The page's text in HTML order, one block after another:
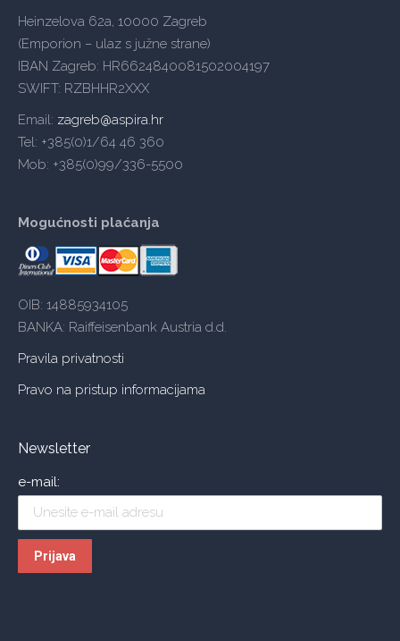
Heinzelova 62a, 10000 Zagreb
(Emporion – ulaz s južne strane)
IBAN Zagreb: HR6624840081502004197
SWIFT: RZBHHR2XXX
Email: zagreb@aspira.hr
Tel: +385(0)1/64 46 360
Mob: +385(0)99/336-5500
Mogućnosti plaćanja
OIB: 14885934105
BANKA: Raiffeisenbank Austria d.d.
Pravila privatnosti
Pravo na pristup informacijama
Newsletter
e-mail: